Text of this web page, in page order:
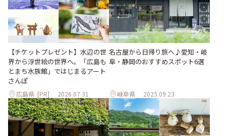
【チケットプレゼント】水辺の世
界から浮世絵の世界へ。「広島も
とまち水族館」ではじまるアート
さんぽ
広島県 [PR] 2026.07.31
名古屋から日帰り旅へ♪愛知・岐
阜・静岡のおすすめスポット6選
岐阜県 2025.09.23